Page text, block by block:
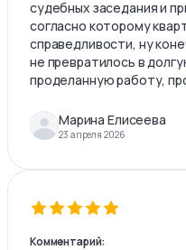
судебных заседания и
согласно которому
справедливости, ну
не превратилось в
проделанную работу,
Марина Елисеева
23 апреля 2026
Комментарий: